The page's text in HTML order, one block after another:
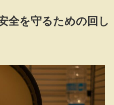
全を守るための回し